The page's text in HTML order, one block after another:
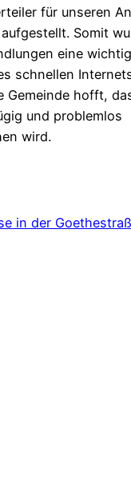
für unseren
Somit
eine
schnellen
Gemeinde hofft,
und problemlos
wird.